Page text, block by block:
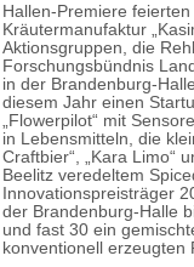
Hallen-Premiere
Kräutermanufaktur
Aktionsgruppen, die
Forschungsbündnis
in der Brandenburg-
diesem Jahr einen
„Flowerpilot“ mit
in Lebensmitteln, die
Craftbier“, „Kara Limo“
Beelitz veredeltem
Innovationspreisträger
der Brandenburg-Halle
und fast 30 ein
konventionell erzeugten